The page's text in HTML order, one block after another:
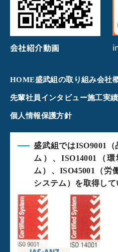
会社紹介動画
HOME盛武組の取り組み会社
先輩社員インタビュー施工実績
個人情報保護方針
盛武組ではISO9001
ム）、ISO14001（
ム）、ISO45001（労
システム）を取得して